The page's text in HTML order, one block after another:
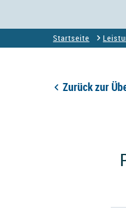
Startseite
Zurück zur